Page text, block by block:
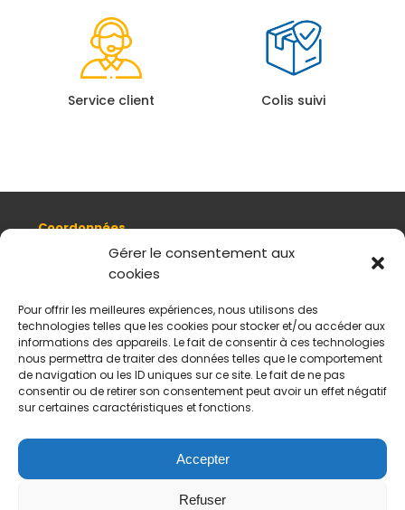
Gérer le consentement aux
cookies
Pour offrir les meilleures expériences, nous utilisons des
technologies telles que les cookies pour stocker et/ou accéder aux
informations des appareils. Le fait de consentir à ces technologies
nous permettra de traiter des données telles que le comportement
de navigation ou les ID uniques sur ce site. Le fait de ne pas
consentir ou de retirer son consentement peut avoir un effet négatif
sur certaines caractéristiques et fonctions.
Accepter
Refuser
Service client Colis suivi
Coordonnées
8, quai Romain Rolland 69005 Lyon
+ 33 (0)4 78 42 55 04
Plan d'accès
Mentions légales
Politique de données personnelles
CGV
Horaires d’ouverture
Du mardi au samedi :
Fermé le dimanche et le lundi